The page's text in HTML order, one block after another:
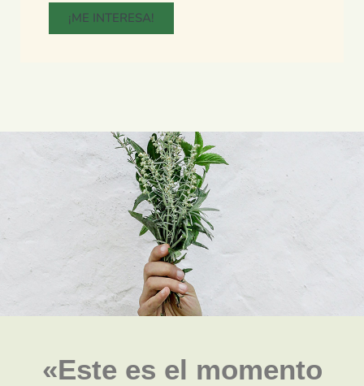
¡ME INTERESA!
«Este es el momento